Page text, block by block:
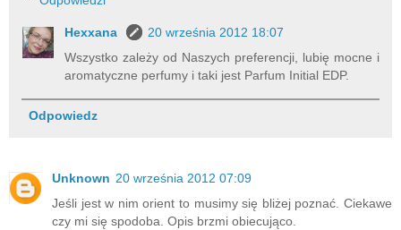
Hexxana
20 września 2012 18:07
Wszystko zależy od Naszych preferencji, lubię mocne i
aromatyczne perfumy i taki jest Parfum Initial EDP.
Odpowiedz
Unknown 20 września 2012 07:09
Jeśli jest w nim orient to musimy się bliżej poznać. Ciekawe
czy mi się spodoba. Opis brzmi obiecująco.